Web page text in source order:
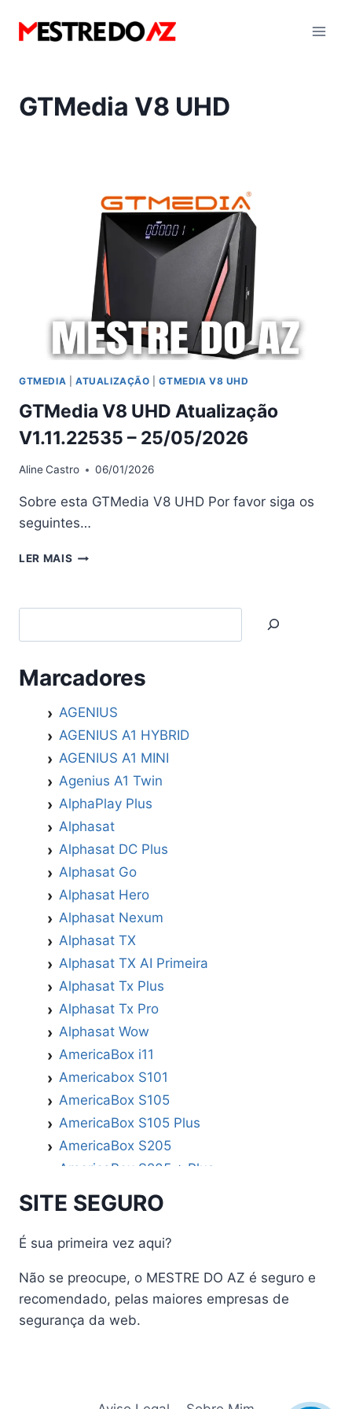
para
GTMedia V8 UHD
GTMEDIA ATUALIZAÇÃO |GTMEDIA V8 UHD
GTMedia V8 UHD Atualização
V1.11.22535 – 25/05/2026
AlineCastro 06/01/2026
Sobre esta GTMedia V8 UHD Por favor siga os
seguintes…
LER MAIS GTMEDIA
Marcadores
AGENIUS
AGENIUS A1 HYBRID
AGENIUS A1 MINI
Agenius A1 Twin
AlphaPlay Plus
Alphasat
Alphasat DC Plus
Alphasat Go
Alphasat Hero
Alphasat Nexum
Alphasat TX
Alphasat TX AI Primeira
Alphasat Tx Plus
Alphasat Tx Pro
Alphasat Wow
AmericaBox i11
Americabox S101
AmericaBox S105
AmericaBox S105 Plus
AmericaBox S205
AmericaBox S205 + Plus
AmericaBox S305 GX
AmericaBox S305 Plus
AmericaBox S705
Athomics
Athomics Active Express Primeira
Athomics Eon UHD
SITE SEGURO
É sua primeira vez aqui?
Não se preocupe, o MESTRE DO AZ é seguro e
recomendado, pelas maiores empresas de
segurança da web.